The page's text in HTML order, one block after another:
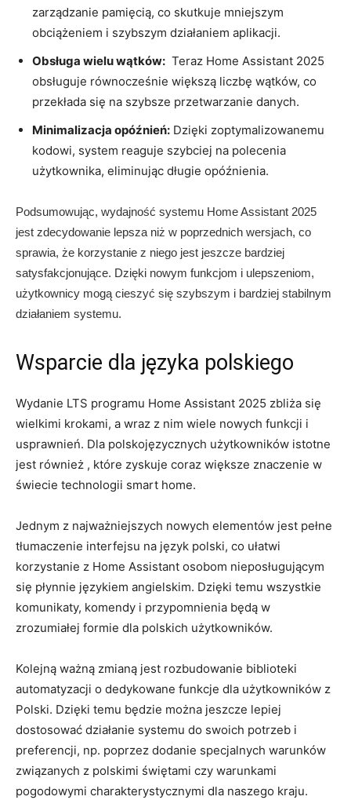
⁢zarządzanie pamięcią, co skutkuje⁣ mniejszym
obciążeniem ⁤i ​szybszym działaniem ‌aplikacji.
Obsługa wielu wątków: ⁣ Teraz Home ‍Assistant 2025
obsługuje ⁣równocześnie‍ większą liczbę wątków,‍ co
przekłada⁢ się na szybsze przetwarzanie danych.
Minimalizacja ‍opóźnień: ‍Dzięki zoptymalizowanemu
kodowi, system reaguje szybciej⁤ na polecenia
użytkownika, eliminując długie opóźnienia.
Podsumowując, wydajność ‍systemu Home Assistant⁤ 2025 ​
jest zdecydowanie lepsza niż w poprzednich ⁣wersjach,⁢ co
sprawia, że korzystanie z‍ niego jest jeszcze​ bardziej
⁣satysfakcjonujące. Dzięki nowym funkcjom i ulepszeniom,
użytkownicy⁤ mogą cieszyć się szybszym i bardziej stabilnym
działaniem systemu.
Wsparcie dla⁤ języka polskiego
Wydanie LTS programu Home Assistant ⁣2025 zbliża‍ się‍
wielkimi⁣ krokami, ⁣a wraz z‌ nim wiele nowych funkcji i
usprawnień. Dla polskojęzycznych użytkowników istotne
⁣jest również ,⁣ które zyskuje⁣ coraz większe znaczenie ‌w
‌świecie technologii smart home.
Jednym z najważniejszych nowych ⁤elementów jest pełne⁢
tłumaczenie‌ interfejsu na język polski, co ułatwi
korzystanie z Home Assistant osobom nieposługującym
się płynnie językiem angielskim. Dzięki temu wszystkie
komunikaty, komendy⁣ i przypomnienia będą⁤ w
zrozumiałej formie ​dla polskich ‍użytkowników.
Kolejną ważną ​zmianą jest rozbudowanie biblioteki
automatyzacji o ⁤dedykowane funkcje dla użytkowników z
⁤Polski. Dzięki temu będzie można jeszcze lepiej
dostosować​ działanie systemu do swoich potrzeb i
preferencji, np. poprzez dodanie specjalnych warunków
związanych z polskimi świętami⁣ czy warunkami
pogodowymi charakterystycznymi dla naszego kraju.